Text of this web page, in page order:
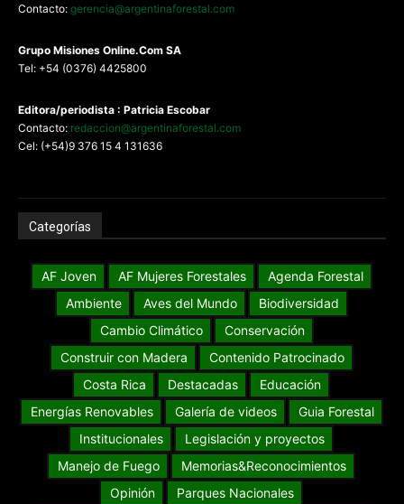
Contacto: gerencia@argentinaforestal.com
Grupo Misiones Online.Com SA
Tel: +54 (0376) 4425800
Editora/periodista : Patricia Escobar
Contacto: redaccion@argentinaforestal.com
Cel: (+54)9 376 15 4 131636
Categorías
AF Joven AF Mujeres Forestales
Agenda Forestal
Ambiente
Aves del Mundo
Biodiversidad
Cambio Climático
Conservación
Construir con Madera
Contenido Patrocinado
Costa Rica
Destacadas
Educación
Energías Renovables
Galería de videos
Guia Forestal
Institucionales
Legislación y proyectos
Manejo de Fuego
Memorias&Reconocimientos
Opinión
Parques Nacionales